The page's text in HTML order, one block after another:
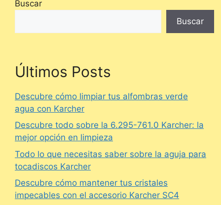
Buscar
Buscar
Últimos Posts
Descubre cómo limpiar tus alfombras verde
agua con Karcher
Descubre todo sobre la 6.295-761.0 Karcher: la
mejor opción en limpieza
Todo lo que necesitas saber sobre la aguja para
tocadiscos Karcher
Descubre cómo mantener tus cristales
impecables con el accesorio Karcher SC4